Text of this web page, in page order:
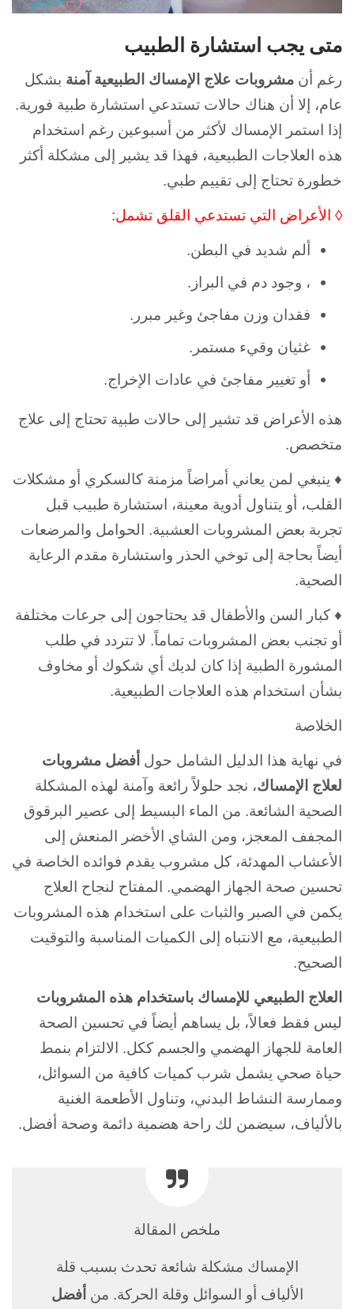
متى يجب استشارة الطبيب
رغم أن مشروبات علاج الإمساك الطبيعية آمنة بشكل
عام، إلا أن هناك حالات تستدعي استشارة طبية فورية.
إذا استمر الإمساك لأكثر من أسبوعين رغم استخدام
هذه العلاجات الطبيعية، فهذا قد يشير إلى مشكلة أكثر
خطورة تحتاج إلى تقييم طبي.
◊ الأعراض التي تستدعي القلق تشمل:
ألم شديد في البطن.
، وجود دم في البراز.
فقدان وزن مفاجئ وغير مبرر.
غثيان وقيء مستمر.
أو تغيير مفاجئ في عادات الإخراج.
هذه الأعراض قد تشير إلى حالات طبية تحتاج إلى علاج
متخصص.
♦ ينبغي لمن يعاني أمراضاً مزمنة كالسكري أو مشكلات
القلب، أو يتناول أدوية معينة، استشارة طبيب قبل
تجربة بعض المشروبات العشبية. الحوامل والمرضعات
أيضاً بحاجة إلى توخي الحذر واستشارة مقدم الرعاية
الصحية.
♦ كبار السن والأطفال قد يحتاجون إلى جرعات مختلفة
أو تجنب بعض المشروبات تماماً. لا تتردد في طلب
المشورة الطبية إذا كان لديك أي شكوك أو مخاوف
بشأن استخدام هذه العلاجات الطبيعية.
الخلاصة
في نهاية هذا الدليل الشامل حول أفضل مشروبات
لعلاج الإمساك، نجد حلولاً رائعة وآمنة لهذه المشكلة
الصحية الشائعة. من الماء البسيط إلى عصير البرقوق
المجفف المعجز، ومن الشاي الأخضر المنعش إلى
الأعشاب المهدئة، كل مشروب يقدم فوائده الخاصة في
تحسين صحة الجهاز الهضمي. المفتاح لنجاح العلاج
يكمن في الصبر والثبات على استخدام هذه المشروبات
الطبيعية، مع الانتباه إلى الكميات المناسبة والتوقيت
الصحيح.
العلاج الطبيعي للإمساك باستخدام هذه المشروبات
ليس فقط فعالاً، بل يساهم أيضاً في تحسين الصحة
العامة للجهاز الهضمي والجسم ككل. الالتزام بنمط
حياة صحي يشمل شرب كميات كافية من السوائل،
وممارسة النشاط البدني، وتناول الأطعمة الغنية
بالألياف، سيضمن لك راحة هضمية دائمة وصحة أفضل.
ملخص المقالة
الإمساك مشكلة شائعة تحدث بسبب قلة
الألياف أو السوائل وقلة الحركة. من أفضل